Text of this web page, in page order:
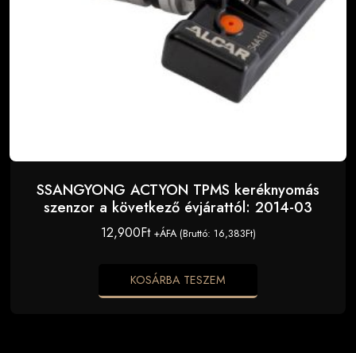
SSANGYONG ACTYON TPMS keréknyomás
szenzor a következő évjárattól: 2014-03
12,900Ft +ÁFA (Bruttó: 16,383Ft)
KOSÁRBA TESZEM